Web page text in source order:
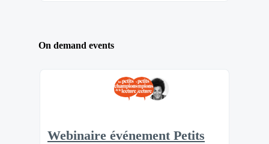
On demand events
Webinaire événement Petits